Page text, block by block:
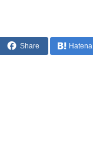
Share Hatena